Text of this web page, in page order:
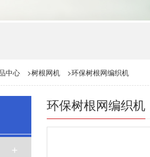
中心 >树根网机 >环保树根网编织机
环保树根网编织机